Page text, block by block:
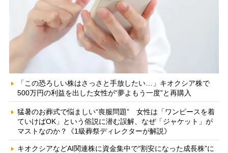
「この恐ろしい株はさっさと手放したい…」キオクシア株で
500万円の利益を出した女性が“夢よもう一度”と再購入
猛暑のお葬式で悩ましい“喪服問題” 女性は「ワンピースを着
ていけばOK」という俗説に潜む誤解、なぜ「ジャケット」が
マストなのか？《1級葬祭ディレクターが解説》
キオクシアなどAI関連株に資金集中で“割安になった成長株”に